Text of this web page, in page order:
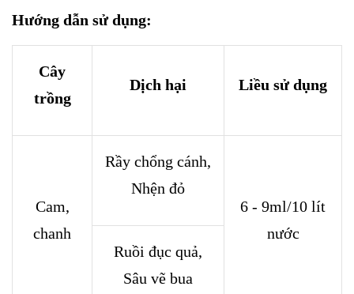
Hướng dẫn sử dụng:
Cây
trồng
Dịch hại Liều sử dụng
Cam,
chanh
Rầy chổng cánh,
Nhện đỏ
6 - 9ml/10 lít
nước
Ruồi đục quả,
Sâu vẽ bua